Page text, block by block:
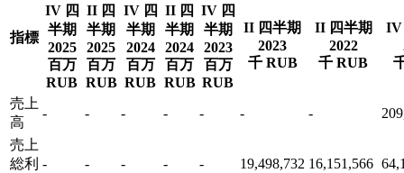
指標
IV 四
半期
2025
百万
RUB
II 四
半期
2025
百万
RUB
IV 四
半期
2024
百万
RUB
II 四
半期
2024
百万
RUB
IV 四
半期
2023
百万
RUB
II 四半期
2023
千 RUB
II 四半期
2022
千 RUB
IV
売上
高
- - - - - - -
売上
総利 - - - - - 19,498,732 16,151,566